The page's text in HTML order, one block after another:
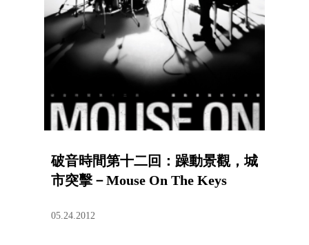
破音時間第十二回：躁動景觀，城
市突擊－Mouse On The Keys
05.24.2012